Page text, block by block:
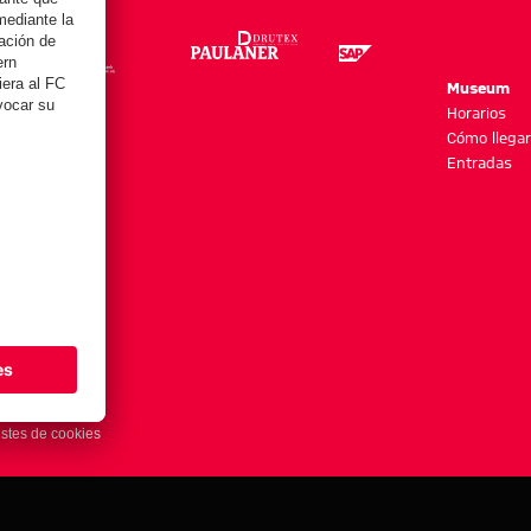
y más
Museum
Horarios
Cómo llegar
Entradas
de cookies